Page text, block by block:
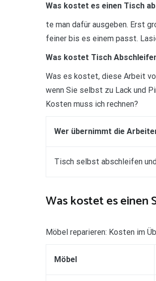
Was kostet es einen Tisch
te man dafür ausgeben. Erst
feiner bis es einem passt.
Was kostet Tisch
Was es kostet, diese Arbeit
wenn Sie selbst zu Lack und
Kosten muss ich rechnen?
Wer übernimmt die
Tisch selbst abschleifen
Was kostet es einen
Möbel reparieren: Kosten im
Möbel